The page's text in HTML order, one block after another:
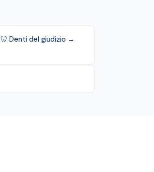
🦷 Denti del giudizio →